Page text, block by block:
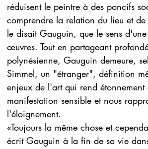
réduisent le peintre à des poncifs
comprendre la relation du lieu et
le disait Gauguin, que le sens
œuvres. Tout en partageant
polynésienne, Gauguin demeure,
Simmel, un "étranger", définition
enjeux de l'art qui rend étonnement
manifestation sensible et nous
l'éloignement.
«Toujours la même chose et
écrit Gauguin à la fin de sa vie